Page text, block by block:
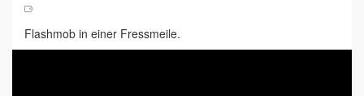
Flashmob in einer Fressmeile.